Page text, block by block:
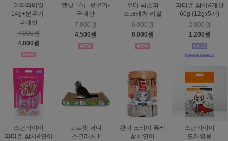
마따따비잎
14g+분무기-
국내산
7,000원
4,800원
캣닢 14g+분무기-
국내산
7,000원
4,500원
우디 빅소파
스크래쳐 리필
6,000원
6,000원
파티츄 참치&게살
60g (12gx5개)
2,000원
1,200원
스탠바이미
파티츄 참치&연어
도트캣 퍼니
스크래처 I
완피 크리미 퓨레
참치연어
스탠바이미
모래영웅